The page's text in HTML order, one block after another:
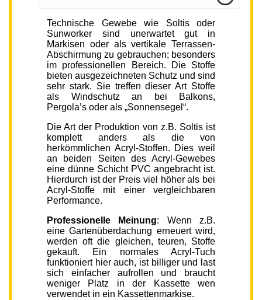
Technische Gewebe wie Soltis oder
Sunworker sind unerwartet gut in
Markisen oder als vertikale Terrassen-
Abschirmung zu gebrauchen; besonders
im professionellen Bereich. Die Stoffe
bieten ausgezeichneten Schutz und sind
sehr stark. Sie treffen dieser Art Stoffe
als Windschutz an bei Balkons,
Pergola’s oder als „Sonnensegel“.
Die Art der Produktion von z.B. Soltis ist
komplett anders als die von
herkömmlichen Acryl-Stoffen. Dies weil
an beiden Seiten des Acryl-Gewebes
eine dünne Schicht PVC angebracht ist.
Hierdurch ist der Preis viel höher als bei
Acryl-Stoffe mit einer vergleichbaren
Performance.
Professionelle Meinung: Wenn z.B.
eine Gartenüberdachung erneuert wird,
werden oft die gleichen, teuren, Stoffe
gekauft. Ein normales Acryl-Tuch
funktioniert hier auch, ist billiger und last
sich einfacher aufrollen und braucht
weniger Platz in der Kassette wen
verwendet in ein Kassettenmarkise.